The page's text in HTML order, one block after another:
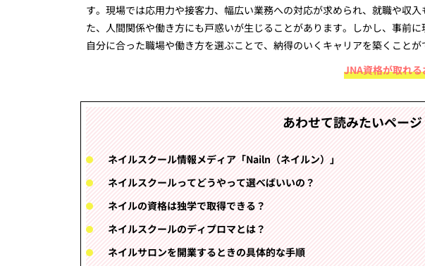
す。現場では応用力や接客力、幅広い業務への対応が求められ、就職や収
た、人間関係や働き方にも戸惑いが生じることがあります。しかし、事前
自分に合った職場や働き方を選ぶことで、納得のいくキャリアを築くことが
JNA資格が取れ
あわせて読みたいページ
ネイルスクール情報メディア「Nailn（ネイルン）」
ネイルスクールってどうやって選べばいいの？
ネイルの資格は独学で取得できる？
ネイルスクールのディプロマとは？
ネイルサロンを開業するときの具体的な手順